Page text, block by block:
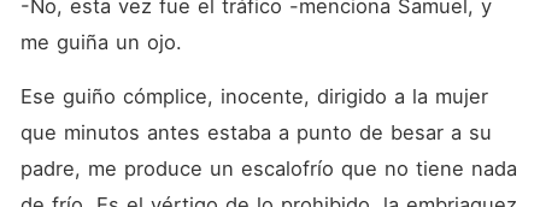
-No, esta vez fue el tráfico -menciona Samuel, y
me guiña un ojo.
Ese guiño cómplice, inocente, dirigido a la mujer
que minutos antes estaba a punto de besar a su
padre, me produce un escalofrío que no tiene nada